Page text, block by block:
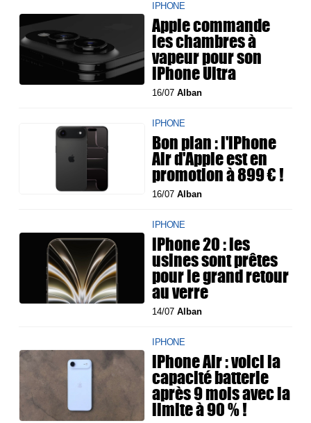
IPHONE
Apple commande
les chambres à
vapeur pour son
iPhone Ultra
16/07Alban
IPHONE
Bon plan : l'iPhone
Air d'Apple est en
promotion à 899 € !
16/07Alban
IPHONE
iPhone 20 : les
usines sont prêtes
pour le grand retour
au verre
14/07Alban
IPHONE
iPhone Air : voici la
capacité batterie
après 9 mois avec la
limite à 90 % !